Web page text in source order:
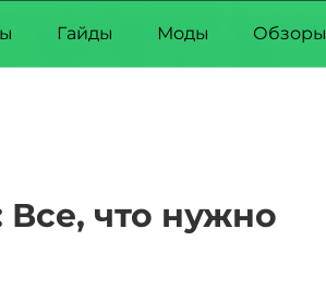
Гайды Моды Обзоры
Все, что нужно